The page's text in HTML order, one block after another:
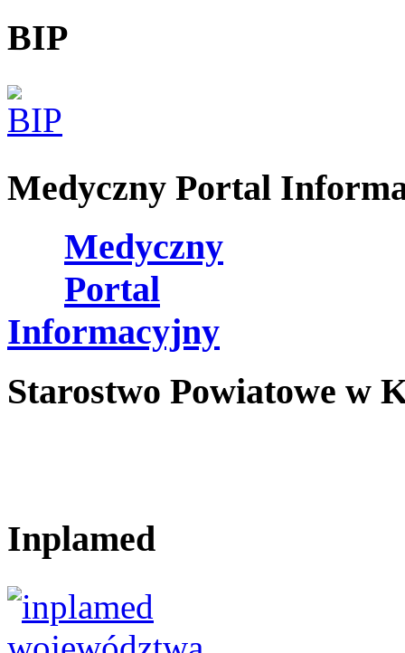
BIP
Medyczny Portal
Medyczny
Portal
Informacyjny
Starostwo Powiatowe w
Inplamed